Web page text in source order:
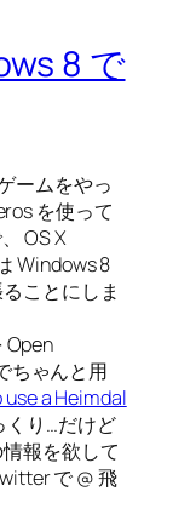
8 で
ームをやっ
を使って
OS X
Windows 8
ことにしま
Open
ちゃんと用
a Heimdal
くり…だけど
報を欲して
で @ 飛